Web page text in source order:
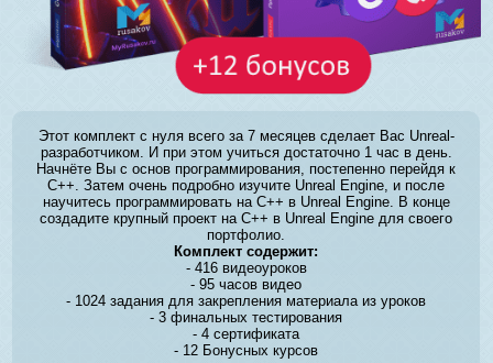
Этот комплект с нуля всего за 7 месяцев сделает Вас Unreal-
разработчиком. И при этом учиться достаточно 1 час в день.
Начнёте Вы с основ программирования, постепенно перейдя к
C++. Затем очень подробно изучите Unreal Engine, и после
научитесь программировать на C++ в Unreal Engine. В конце
создадите крупный проект на C++ в Unreal Engine для своего
портфолио.
Комплект содержит:
- 416 видеоуроков
- 95 часов видео
- 1024 задания для закрепления материала из уроков
- 3 финальных тестирования
- 4 сертификата
- 12 Бонусных курсов